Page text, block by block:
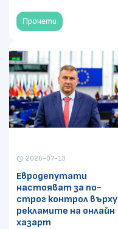
Прочети
schedule 2026-07-13
Евродепутати
настояват за по-
строг контрол върху
рекламите на онлайн
хазарт